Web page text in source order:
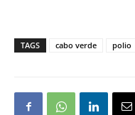
TAGS cabo verde polio